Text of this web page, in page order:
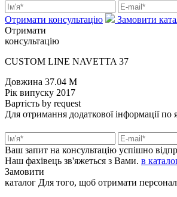
Отримати консультацію
Замовити
Отримати
консультацію
CUSTOM LINE NAVETTA 37
Довжина 37.04 M
Рік випуску 2017
Вартість by request
Для отримання додаткової інформації по
Ваш запит на консультацію успішно
Наш фахівець зв'яжеться з Вами. в
Замовити
каталог Для того, щоб отримати